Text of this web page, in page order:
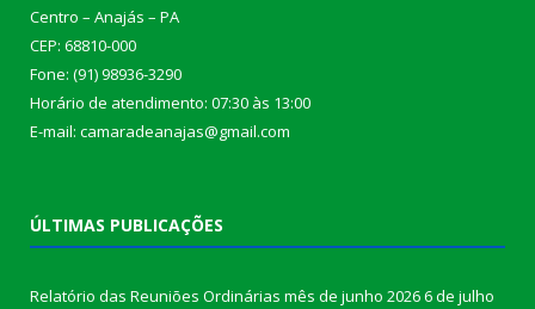
Centro – Anajás – PA
CEP: 68810-000
Fone: (91) 98936-3290
Horário de atendimento: 07:30 às 13:00
E-mail: camaradeanajas@gmail.com
ÚLTIMAS PUBLICAÇÕES
Relatório das Reuniões Ordinárias mês de junho 20266 de julho